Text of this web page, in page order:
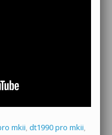
mkii, dt1990 pro mkii,